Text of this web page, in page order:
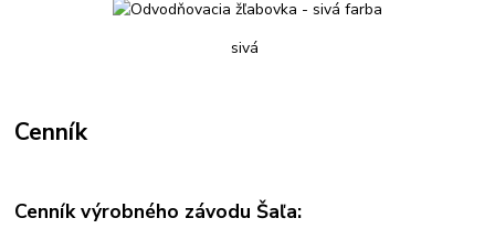
sivá
Cenník
Cenník výrobného závodu Šaľa: